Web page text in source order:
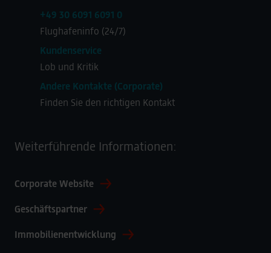
+49 30 6091 6091 0
Flughafeninfo (24/7)
Kundenservice
Lob und Kritik
Andere Kontakte (Corporate)
Finden Sie den richtigen Kontakt
Weiterführende Informationen:
Corporate Website
Geschäftspartner
Immobilienentwicklung